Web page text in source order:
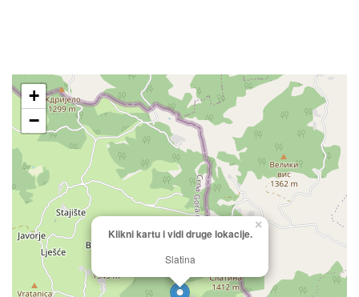
Klikni kartu i vidi druge lokacije.
Slatina
×
+
−